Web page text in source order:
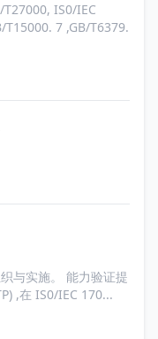
IS0/IEC
7 ,GB/T6379.
与实施。 能力验证提
,在 IS0/IEC 170...